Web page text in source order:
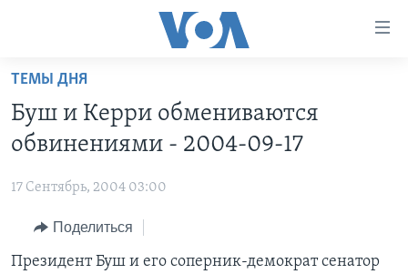
Перейти
основной
контент
навигации
Перейти
ПРОГРАММЫ
НОВОСТИ ЗА МИНУТУ
ИТОГИ
ПОЧЕМУ ЭТО ВАЖНО?
УЧИМ АНГЛИЙСКИЙ
НАША АМЕРИКАНСКАЯ ИСТОРИЯ
А КАК В АМЕРИКЕ?
ЭКСПЕРТИЗА
ИНТЕРВЬЮ
ФАКТЫ ПРОТИВ ФЕЙКОВ
ТЕМЫ ДНЯ
Буш и Керри обмениваются
обвинениями - 2004-09-17
17 Сентябрь, 2004 03:00
Поделиться
Президент Буш и его соперник-демократ сенатор